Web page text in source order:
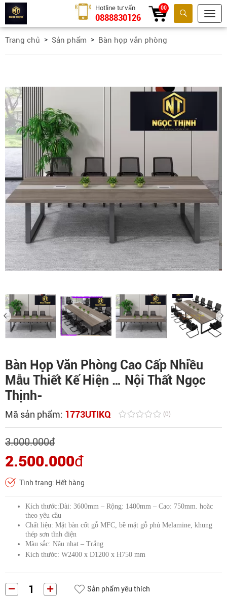
Tìm kiếm
Hotline tư vấn
0888830126
00
Trang chủ Sản phẩm Bàn họp văn phòng
Bàn Họp Văn Phòng Cao Cấp Nhiều
Mẫu Thiết Kế Hiện … Nội Thất Ngọc
Thịnh-
Mã sản phẩm: 1773UTIKQ (0)
3.000.000đ
2.500.000đ
Tình trạng: Hết hàng
Kích thước:Dài: 3600mm – Rộng: 1400mm – Cao: 750mm. hoăc
theo yêu cầu
Chất liệu: Mặt bàn cốt gỗ MFC, bề mặt gỗ phủ Melamine, khung
thép sơn tĩnh điện
Màu sắc: Nâu nhạt – Trắng
Kích thước: W2400 x D1200 x H750 mm
Sản phẩm yêu thích